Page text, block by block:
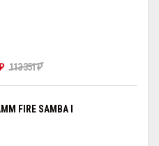
113 351₽
FIRE SAMBA I